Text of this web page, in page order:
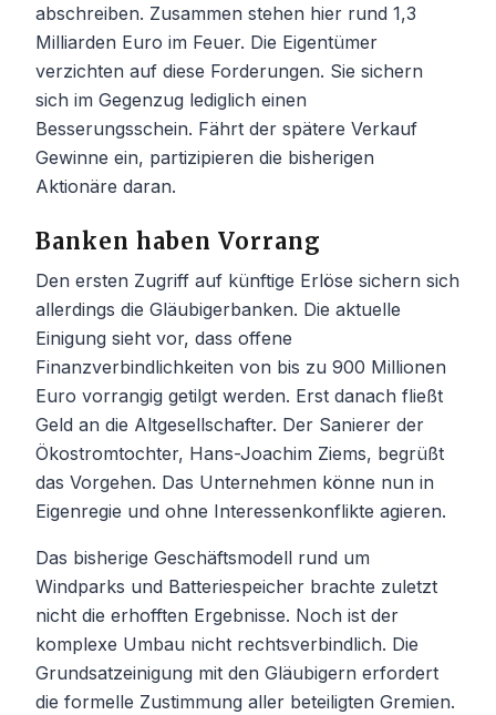
abschreiben. Zusammen stehen hier rund 1,3
Milliarden Euro im Feuer. Die Eigentümer
verzichten auf diese Forderungen. Sie sichern
sich im Gegenzug lediglich einen
Besserungsschein. Fährt der spätere Verkauf
Gewinne ein, partizipieren die bisherigen
Aktionäre daran.
Banken haben Vorrang
Den ersten Zugriff auf künftige Erlöse sichern sich
allerdings die Gläubigerbanken. Die aktuelle
Einigung sieht vor, dass offene
Finanzverbindlichkeiten von bis zu 900 Millionen
Euro vorrangig getilgt werden. Erst danach fließt
Geld an die Altgesellschafter. Der Sanierer der
Ökostromtochter, Hans-Joachim Ziems, begrüßt
das Vorgehen. Das Unternehmen könne nun in
Eigenregie und ohne Interessenkonflikte agieren.
Das bisherige Geschäftsmodell rund um
Windparks und Batteriespeicher brachte zuletzt
nicht die erhofften Ergebnisse. Noch ist der
komplexe Umbau nicht rechtsverbindlich. Die
Grundsatzeinigung mit den Gläubigern erfordert
die formelle Zustimmung aller beteiligten Gremien.